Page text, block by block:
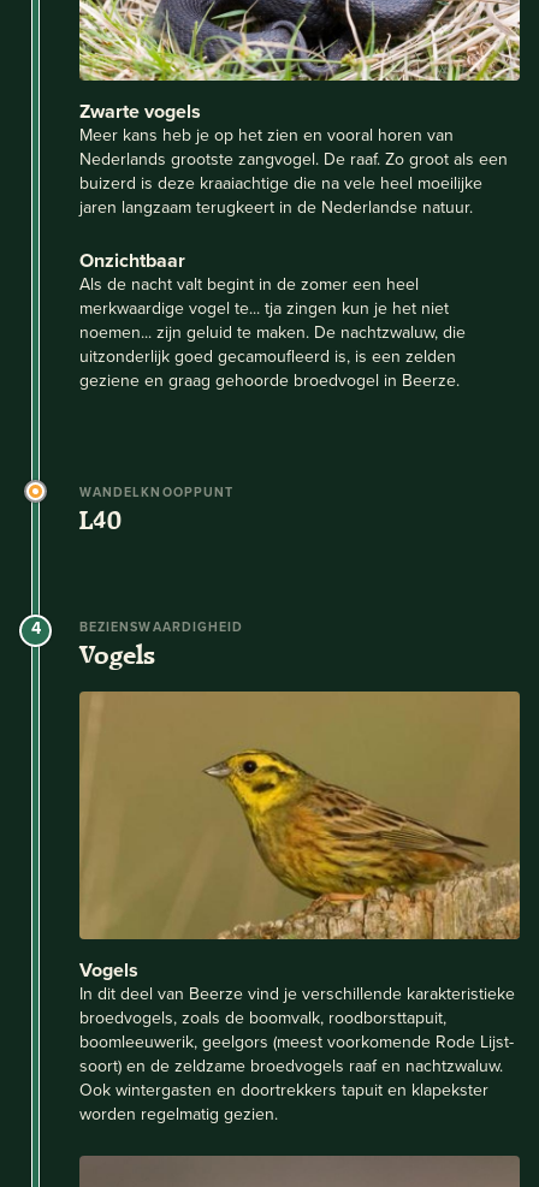
Zwarte vogels
Meer kans heb je op het zien en vooral horen van
Nederlands grootste zangvogel. De raaf. Zo groot als een
buizerd is deze kraaiachtige die na vele heel moeilijke
jaren langzaam terugkeert in de Nederlandse natuur.
Onzichtbaar
Als de nacht valt begint in de zomer een heel
merkwaardige vogel te... tja zingen kun je het niet
noemen... zijn geluid te maken. De nachtzwaluw, die
uitzonderlijk goed gecamoufleerd is, is een zelden
geziene en graag gehoorde broedvogel in Beerze.
WANDELKNOOPPUNT
L40
4 BEZIENSWAARDIGHEID
Vogels
Vogels
In dit deel van Beerze vind je verschillende karakteristieke
broedvogels, zoals de boomvalk, roodborsttapuit,
boomleeuwerik, geelgors (meest voorkomende Rode Lijst-
soort) en de zeldzame broedvogels raaf en nachtzwaluw.
Ook wintergasten en doortrekkers tapuit en klapekster
worden regelmatig gezien.